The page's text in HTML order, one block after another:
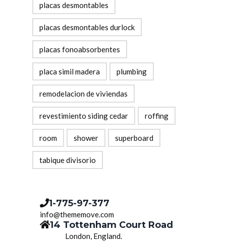
placas desmontables
placas desmontables durlock
placas fonoabsorbentes
placa simil madera plumbing
remodelacion de viviendas
revestimiento siding cedar roffing
room shower superboard
tabique divisorio
1-775-97-377
info@thememove.com
14 Tottenham Court Road
London, England.